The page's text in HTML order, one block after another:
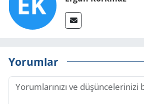
Yorumlar